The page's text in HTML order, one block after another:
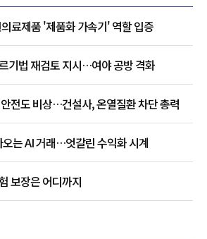
료제품 '제품화 가속기' 역할 입증
기법 재검토 지시…여야 공방 격화
전도 비상…건설사, 온열질환 차단 총력
는 AI 거래…엇갈린 수익화 시계
보장은 어디까지